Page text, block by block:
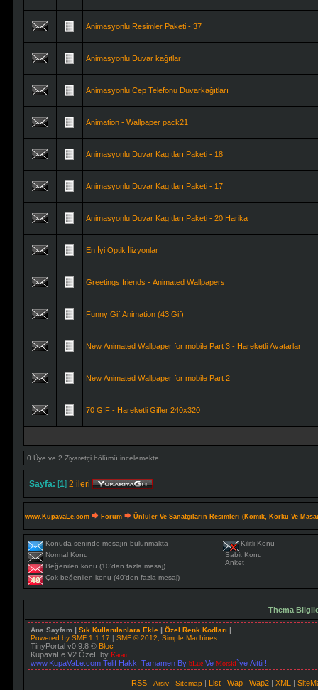
Animasyonlu Resimler Paketi - 37
Animasyonlu Duvar kağıtları
Animasyonlu Cep Telefonu Duvarkağıtları
Animation - Wallpaper pack21
Animasyonlu Duvar Kagıtları Paketi - 18
Animasyonlu Duvar Kagıtları Paketi - 17
Animasyonlu Duvar Kagıtları Paketi - 20 Harika
En İyi Optik İlizyonlar
Greetings friends - Animated Wallpapers
Funny Gif Animation (43 Gif)
New Animated Wallpaper for mobile Part 3 - Hareketli Avatarlar
New Animated Wallpaper for mobile Part 2
70 GIF - Hareketli Gifler 240x320
0 Üye ve 2 Ziyaretçi bölümü incelemekte.
Sayfa: [1] 2 ileri
www.KupavaLe.com Forum Ünlüler Ve Sanatçıların Resimleri (Komik, Korku Ve
Konuda seninde mesajın bulunmakta
Normal Konu
Beğenilen konu (10'dan fazla mesaj)
Çok beğenilen konu (40'den fazla mesaj)
Kilitli Konu
Sabit Konu
Anket
Thema
Ana Sayfam | Sık Kullanılanlara Ekle | Özel Renk Kodları |
Powered by SMF 1.1.17 | SMF © 2012, Simple Machines
TinyPortal v0.9.8 © Bloc
KupavaLe V2 ÖzeL by Karam
www.KupaVaLe.com Telif Hakkı Tamamen By bLueVe Morski`ye Aittir!..
RSS | Arsiv | Sitemap | List | Wap | Wap2 | XML |